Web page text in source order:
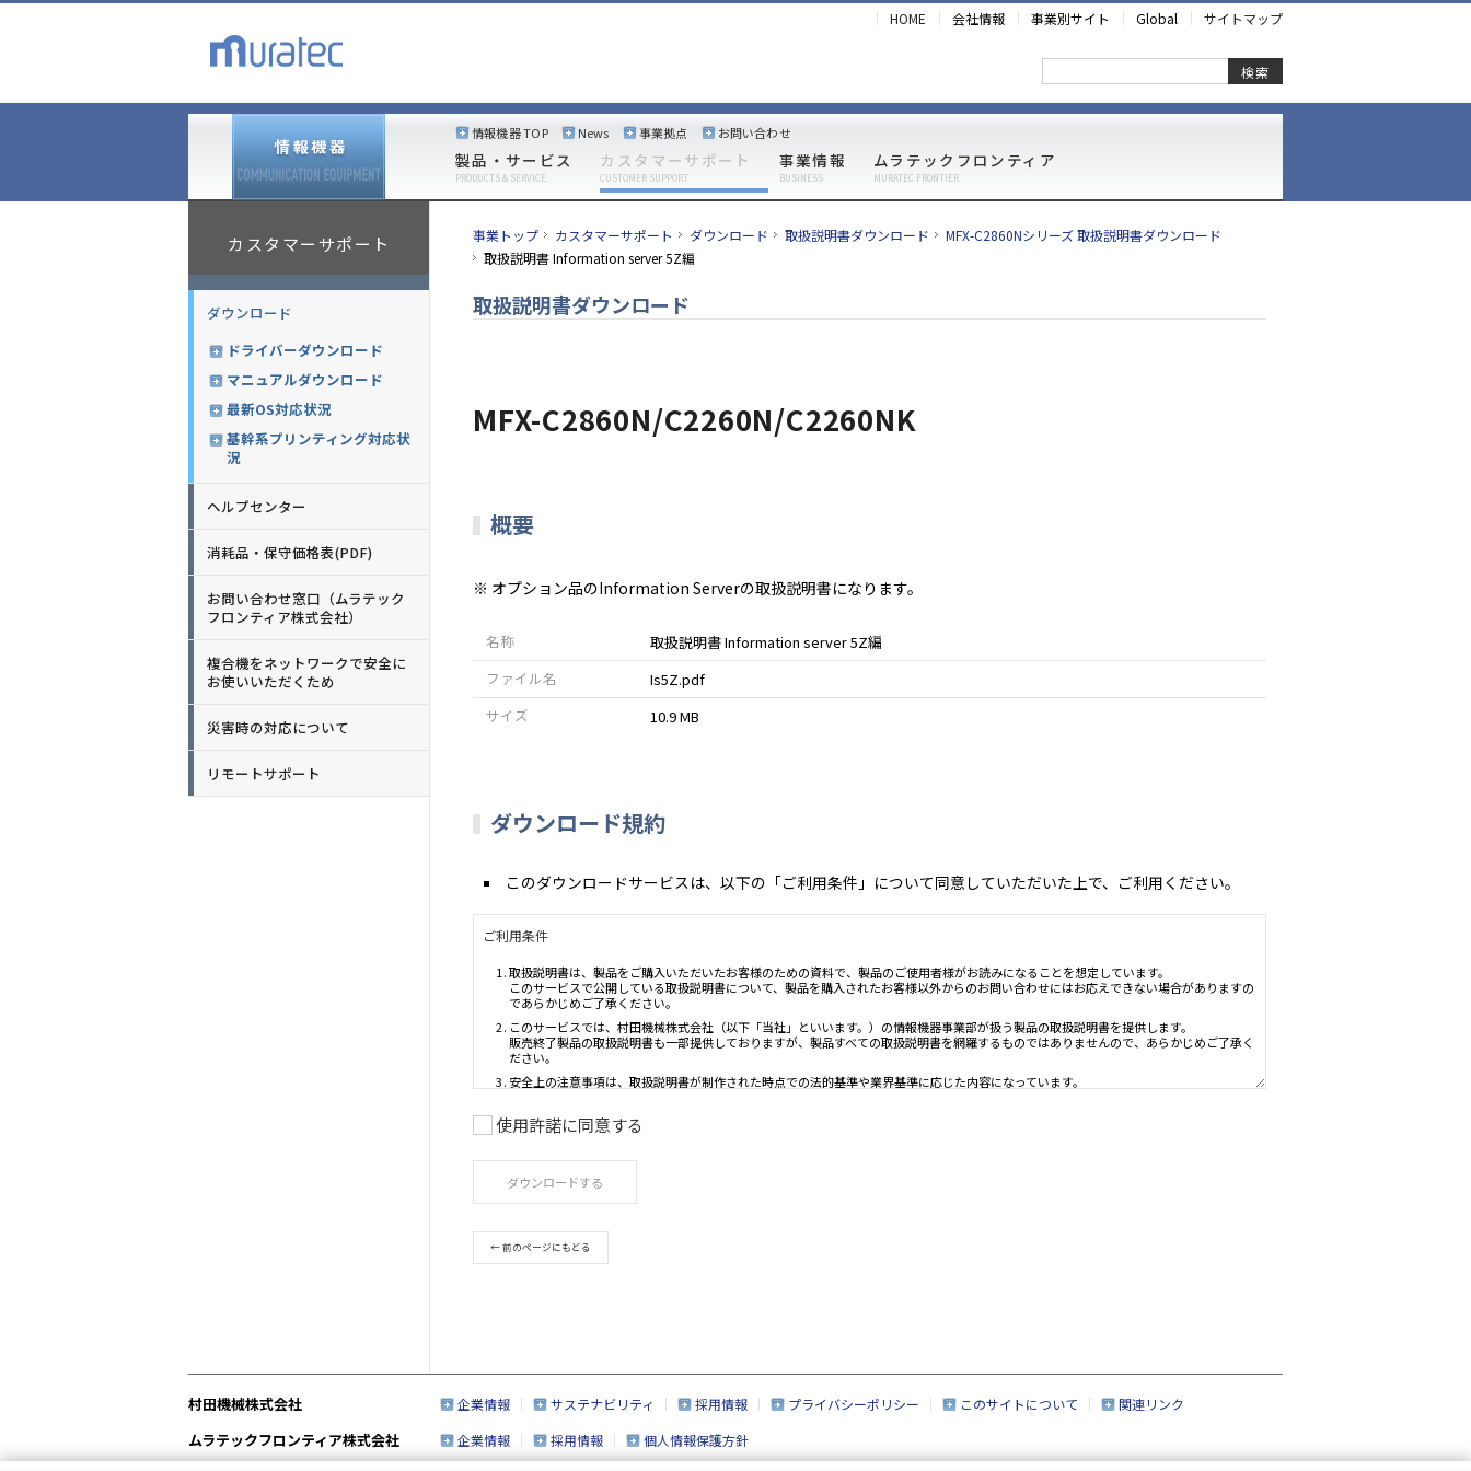
HOME 会社情報 事業別サイト Global サイトマップ
検索
製品・サービス
PRODUCTS & SERVICE
カスタマーサポート
CUSTOMER SUPPORT
事業情報
BUSINESS
ムラテックフロンティア
MURATEC FRONTIER
情報機器 TOP News 事業拠点 お問い合わせ
カスタマーサポート
ダウンロード
ドライバーダウンロード
マニュアルダウンロード
最新OS対応状況
基幹系プリンティング対応状
況
ヘルプセンター
消耗品・保守価格表(PDF)
お問い合わせ窓口（ムラテック
フロンティア株式会社）
複合機をネットワークで安全に
お使いいただくため
災害時の対応について
リモートサポート
事業トップ カスタマーサポート ダウンロード 取扱説明書ダウンロード
MFX-C2860Nシリーズ 取扱説明書ダウンロード
取扱説明書 Information server 5Z編
取扱説明書ダウンロード
MFX-C2860N/C2260N/C2260NK
概要
※ オプション品のInformation Serverの取扱説明書になります。
名称
取扱説明書 Information server 5Z編
ファイル名
Is5Z.pdf
サイズ
10.9 MB
ダウンロード規約
このダウンロードサービスは、以下の「ご利用条件」について同意していただいた上で、ご利用ください。
ご利用条件
取扱説明書の内容は、製品の仕様変更などで予告なく変更される場合があります。
このサービスで提供している取扱説明書の内容は、製品本体に同梱されている取扱説明書の内容と異なる場合があります。
製品には、取扱説明書以外の印刷物が同梱されている場合がありますが、このサービスでは、それらの印刷物は提供してお
このサービスで提供している取扱説明書の対象となる製品の一部には、すでに生産終了になっており、市場で入手できない
使用許諾に同意する
ダウンロードする
← 前のページにもどる
村田機械株式会社 企業情報 サステナビリティ 採用情報 プライバシーポリシー このサイトについて 関連リンク
ムラテックフロンティア株式会社 企業情報 採用情報 個人情報保護方針